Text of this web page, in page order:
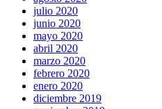
julio 2020
junio 2020
mayo 2020
abril 2020
marzo 2020
febrero 2020
enero 2020
diciembre 2019